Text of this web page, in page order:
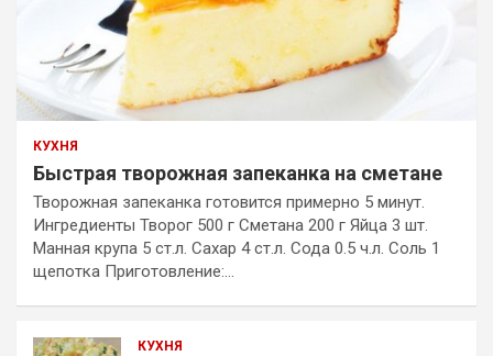
КУХНЯ
Быстрая творожная запеканка на сметане
Творожная запеканка готовится примерно 5 минут.
Ингредиенты Творог 500 г Сметана 200 г Яйца 3 шт.
Манная крупа 5 ст.л. Сахар 4 ст.л. Сода 0.5 ч.л. Соль 1
щепотка Приготовление:…
КУХНЯ